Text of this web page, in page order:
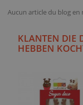
Aucun article du blog en
KLANTEN DIE
HEBBEN